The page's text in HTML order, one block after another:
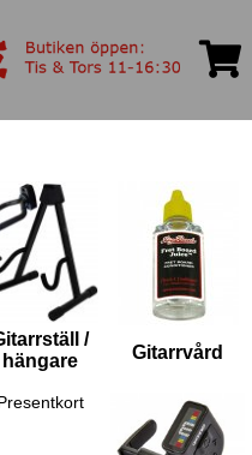
/
hängare
Gitarrvård